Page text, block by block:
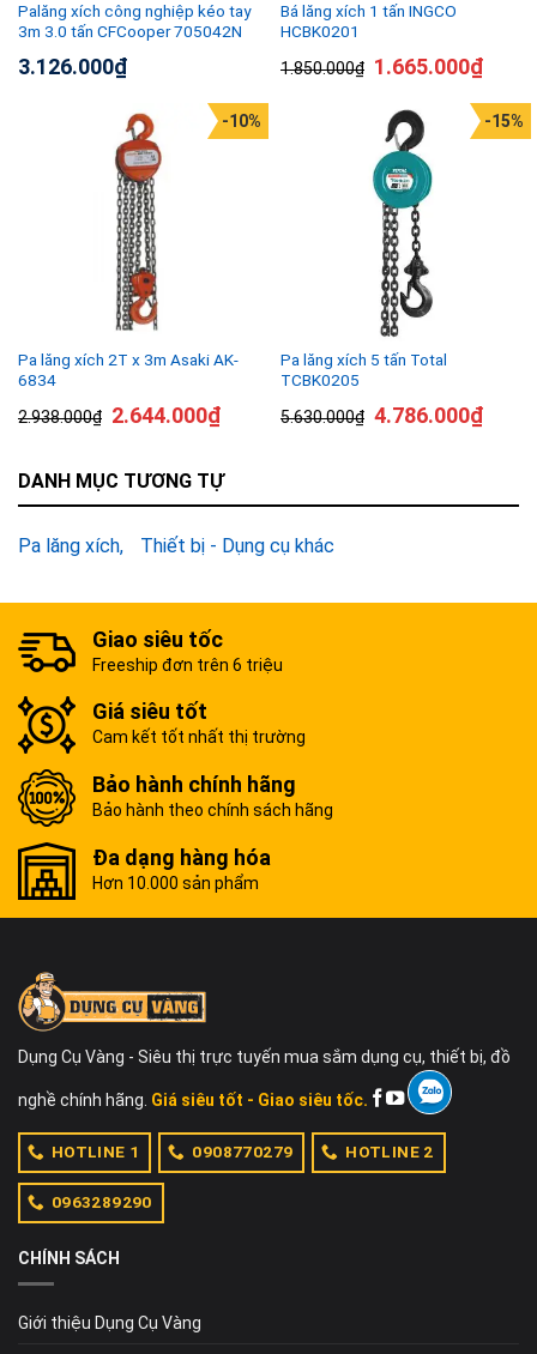
Palăng xích công nghiệp kéo tay
3m 3.0 tấn CFCooper 705042N
3.126.000₫
Bá lăng xích 1 tấn INGCO
HCBK0201
1.850.000₫ 1.665.000₫
Pa lăng xích 2T x 3m Asaki AK-
6834
2.938.000₫
-10%
2.644.000₫
Pa lăng xích 5 tấn Total
TCBK0205
5.630.000₫
-15%
4.786.000₫
DANH MỤC TƯƠNG TỰ
Pa lăng xích Thiết bị - Dụng cụ khác
Giao siêu tốc
Freeship đơn trên 6 triệu
Giá siêu tốt
Cam kết tốt nhất thị trường
Bảo hành chính hãng
Bảo hành theo chính sách hãng
Đa dạng hàng hóa
Hơn 10.000 sản phẩm
Dụng Cụ Vàng - Siêu thị trực tuyến mua sắm dụng cụ, thiết bị, đồ
nghề chính hãng. Giá siêu tốt - Giao siêu tốc.
HOTLINE 1 0908770279 HOTLINE 2
0963289290
CHÍNH SÁCH
Giới thiệu Dụng Cụ Vàng